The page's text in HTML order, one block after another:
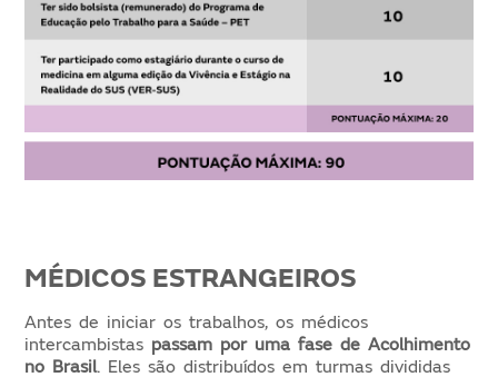
MÉDICOS ESTRANGEIROS
Antes de iniciar os trabalhos, os médicos
intercambistas passam por uma fase de Acolhimento
no Brasil. Eles são distribuídos em turmas divididas